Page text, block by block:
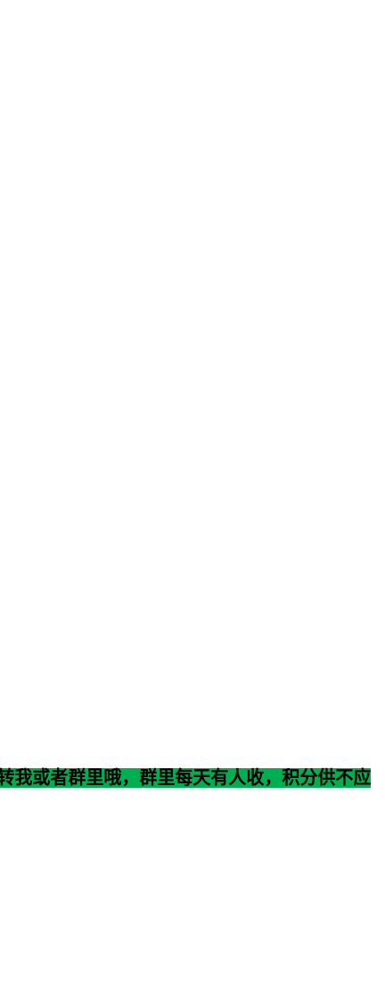
我或者群里哦，群里每天有人收，积分供不应